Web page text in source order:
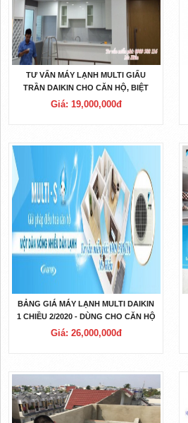
TƯ VẤN MÁY LẠNH MULTI GIẤU
TRẦN DAIKIN CHO CĂN HỘ, BIỆT
THỰ CAO CẤP KHU KHANG ĐIỀN Q9
Giá: 19,000,000đ
BẢNG GIÁ MÁY LẠNH MULTI DAIKIN
1 CHIỀU 2/2020 - DÙNG CHO CĂN HỘ
2 PHÒNG NGỦ 1 PHÒNG KHÁCH
Giá: 26,000,000đ